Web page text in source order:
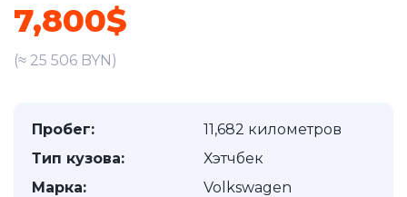
7,800$
(≈ 25 506 BYN)
Пробег:
11,682 километров
Тип кузова:
Хэтчбек
Марка:
Volkswagen